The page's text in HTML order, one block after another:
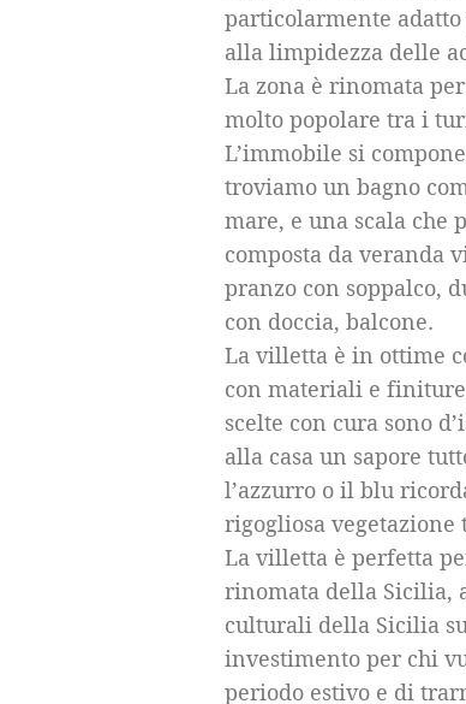
particolarmente
alla limpidezza delle
La zona è rinomata
molto popolare tra i
L’immobile si
troviamo un bagno
mare, e una scala che
composta da veranda
pranzo con soppalco,
con doccia, balcone.
La villetta è in ottime
con materiali e
scelte con cura sono
alla casa un sapore
l’azzurro o il blu
rigogliosa
La villetta è perfetta
rinomata della Sicilia,
culturali della Sicilia
investimento per chi
periodo estivo e di